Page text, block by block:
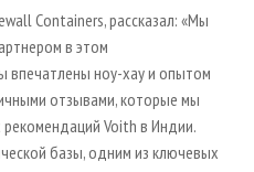
Containers, рассказал: «Мы
в этом
ноу-хау и опытом
отзывами, которые мы
Voith в Индии.
базы, одним из ключевых